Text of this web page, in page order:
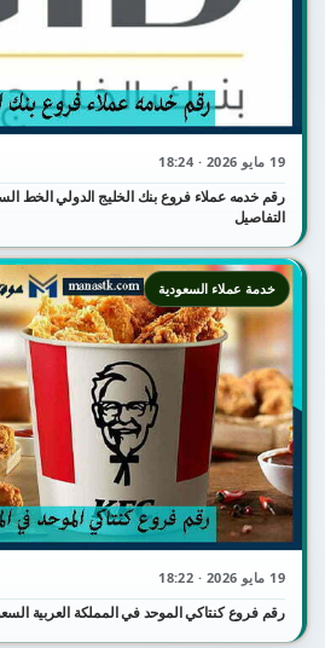
19 مايو 2026 · 18:24
التفاصيل
19 مايو 2026 · 18:22
رقم فروع كنتاكي الموحد في المملكة العربية السعودية 1448 وكافة
خدمة عملاء السعودية